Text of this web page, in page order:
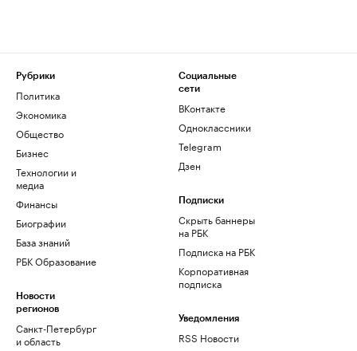
Рубрики
Политика
Экономика
Общество
Бизнес
Технологии и
медиа
Финансы
Биографии
База знаний
РБК Образование
Новости
регионов
Санкт-Петербург
и область
Социальные
сети
ВКонтакте
Одноклассники
Telegram
Дзен
Подписки
Скрыть баннеры
на РБК
Подписка на РБК
Корпоративная
подписка
Уведомления
RSS Новости